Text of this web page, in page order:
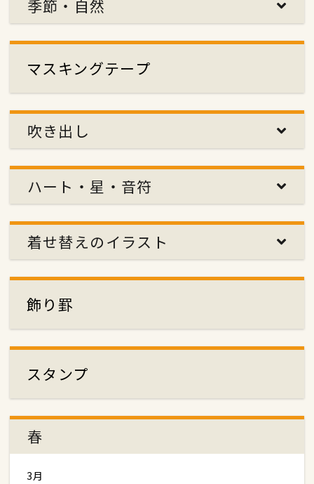
季節・自然
マスキングテープ
吹き出し
ハート・星・音符
着せ替えのイラスト
飾り罫
スタンプ
春
3月